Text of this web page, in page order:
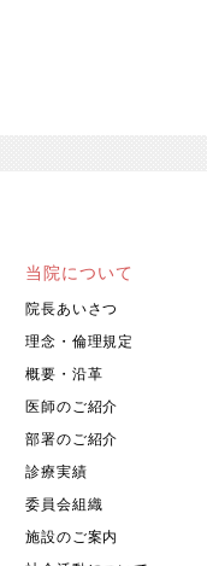
当院について
院長あいさつ
理念・倫理規定
概要・沿革
医師のご紹介
部署のご紹介
診療実績
委員会組織
施設のご案内